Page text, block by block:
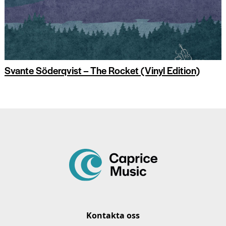
Svante Söderqvist – The Rocket (Vinyl Edition)
Kontakta oss